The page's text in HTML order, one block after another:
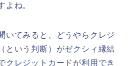
よね。
いてみると、どうやらクレジ
という判断）がゼクシィ縁結
クレジットカードが利用でき